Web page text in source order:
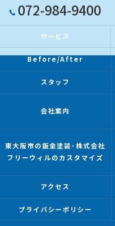
072-984-9400
サービス
Before/After
スタッフ
会社案内
東大阪市の鈑金塗装･株式会社
フリーウィルのカスタマイズ
アクセス
プライバシーポリシー